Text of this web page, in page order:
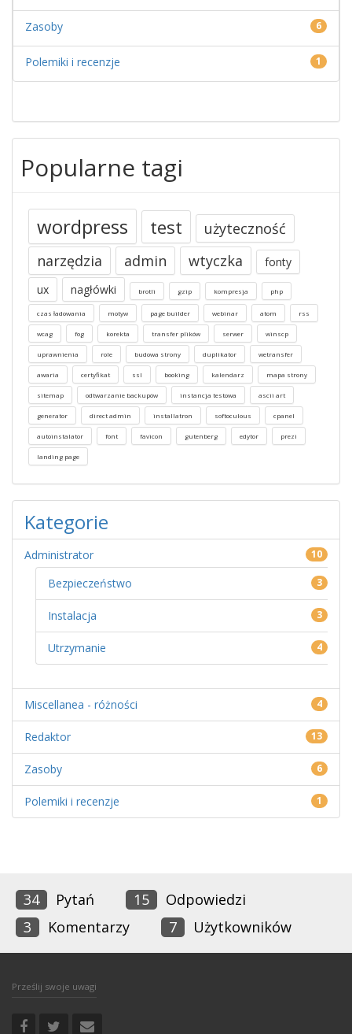
Zasoby 6
Polemiki i recenzje 1
Popularne tagi
wordpress test
użyteczność
narzędzia
admin wtyczka
fonty
ux
nagłówki brotli gzip kompresja php
czas ładowania motyw page builder webinar atom rss
wcag fog korekta transfer plików serwer winscp
uprawnienia role budowa strony duplikator wetransfer
awaria certyfikat ssl booking kalendarz mapa strony
sitemap odtwarzanie backupów instancja testowa ascii art
generator direct admin installatron softoculous cpanel
autoinstalator font favicon gutenberg edytor prezi
landing page
Kategorie
Administrator 10
Bezpieczeństwo 3
Instalacja 3
Utrzymanie 4
Miscellanea - różności 4
Redaktor 13
Zasoby 6
Polemiki i recenzje 1
34 Pytań 15
Odpowiedzi
3
Komentarzy 7 Użytkowników
Prześlij swoje uwagi